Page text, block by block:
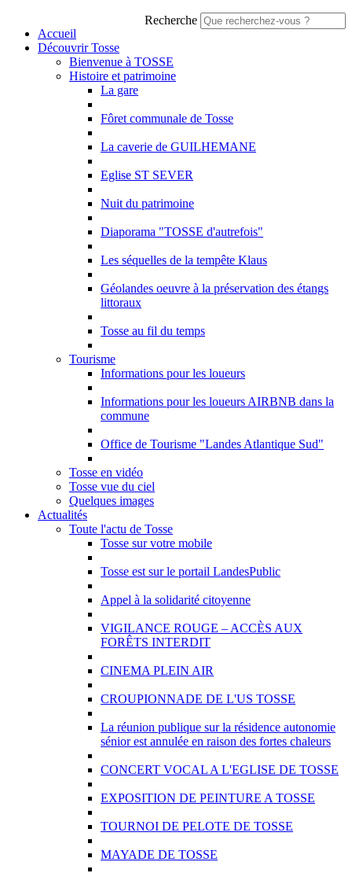
Recherche
Accueil
Découvrir Tosse
Bienvenue à TOSSE
Histoire et patrimoine
La gare
Fôret communale de Tosse
La caverie de GUILHEMANE
Eglise ST SEVER
Nuit du patrimoine
Diaporama "TOSSE d'autrefois"
Les séquelles de la tempête Klaus
Géolandes oeuvre à la préservation des étangs
littoraux
Tosse au fil du temps
Tourisme
Informations pour les loueurs
Informations pour les loueurs AIRBNB dans la
commune
Office de Tourisme "Landes Atlantique Sud"
Tosse en vidéo
Tosse vue du ciel
Quelques images
Actualités
Toute l'actu de Tosse
Tosse sur votre mobile
Tosse est sur le portail LandesPublic
Appel à la solidarité citoyenne
VIGILANCE ROUGE – ACCÈS AUX
FORÊTS INTERDIT
CINEMA PLEIN AIR
CROUPIONNADE DE L'US TOSSE
La réunion publique sur la résidence autonomie
sénior est annulée en raison des fortes chaleurs
CONCERT VOCAL A L'EGLISE DE TOSSE
EXPOSITION DE PEINTURE A TOSSE
TOURNOI DE PELOTE DE TOSSE
MAYADE DE TOSSE